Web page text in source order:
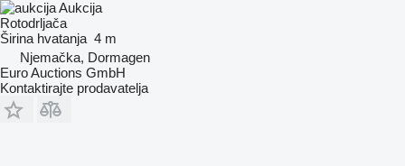
Aukcija
Rotodrljača
Širina hvatanja 4 m
Njemačka, Dormagen
Euro Auctions GmbH
Kontaktirajte prodavatelja